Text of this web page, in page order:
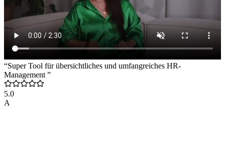
“Super Tool für übersichtliches und umfangreiches HR-
Management ”
5.0
A